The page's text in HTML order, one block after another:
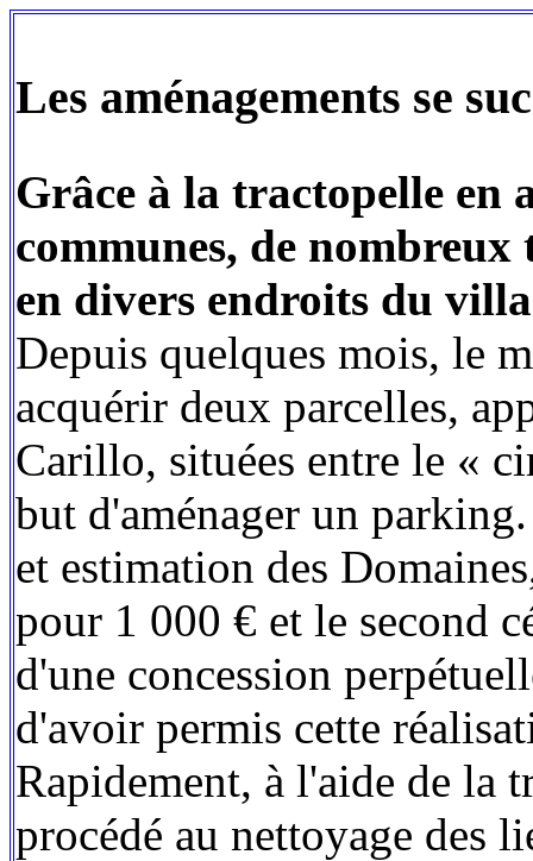
Les aménagements se
Grâce à la tractopelle en
communes, de
en divers endroits du
Depuis quelques mois, le
acquérir deux parcelles,
Carillo, situées entre le «
but d'aménager un
et estimation des
pour 1 000 € et le second
d'une concession
d'avoir permis cette
Rapidement, à l'aide de la
procédé au nettoyage des